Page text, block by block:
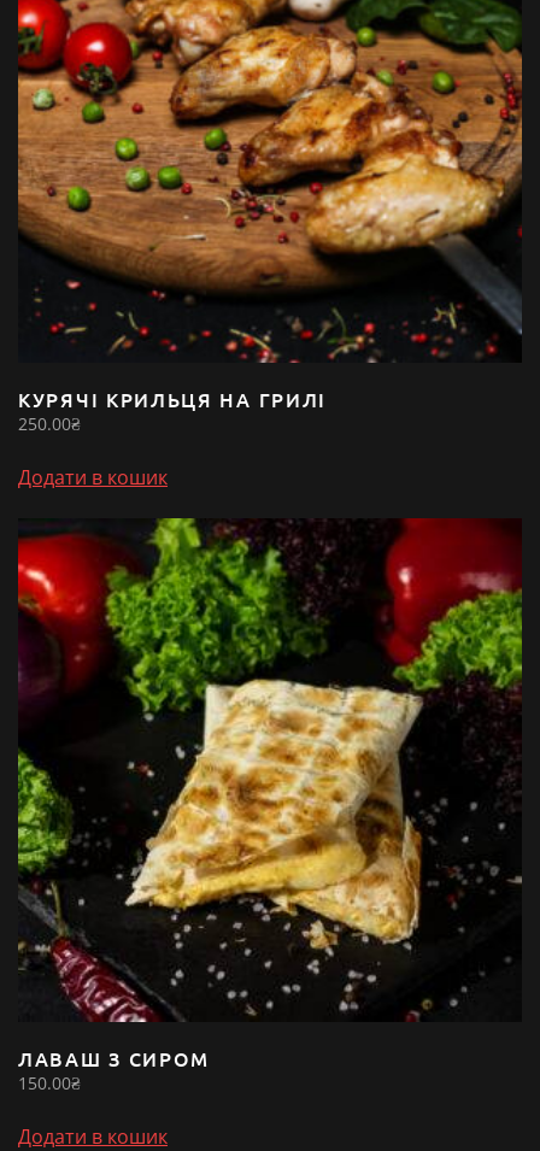
КУРЯЧІ КРИЛЬЦЯ НА ГРИЛІ
250.00₴
Додати в кошик
ЛАВАШ З СИРОМ
150.00₴
Додати в кошик